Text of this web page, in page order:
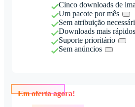
Cinco downloads de
Um pacote por mês
Sem atribuição
Downloads mais rápidos
Suporte prioritário
Sem anúncios